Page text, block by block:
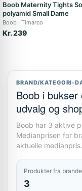
Boob Maternity Tights
polyamid Small Dame
Boob Timarco
Kr. 239
BRAND/KATEGORI-
Boob i bukser
udvalg og
Boob har 3 aktive
Medianprisen for
aktuelle medianpris.
Produkter fra
3